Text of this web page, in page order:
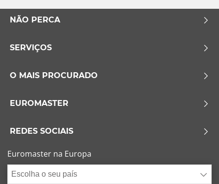
NÃO PERCA
SERVIÇOS
O MAIS PROCURADO
EUROMASTER
REDES SOCIAIS
Euromaster na Europa
Escolha o seu país